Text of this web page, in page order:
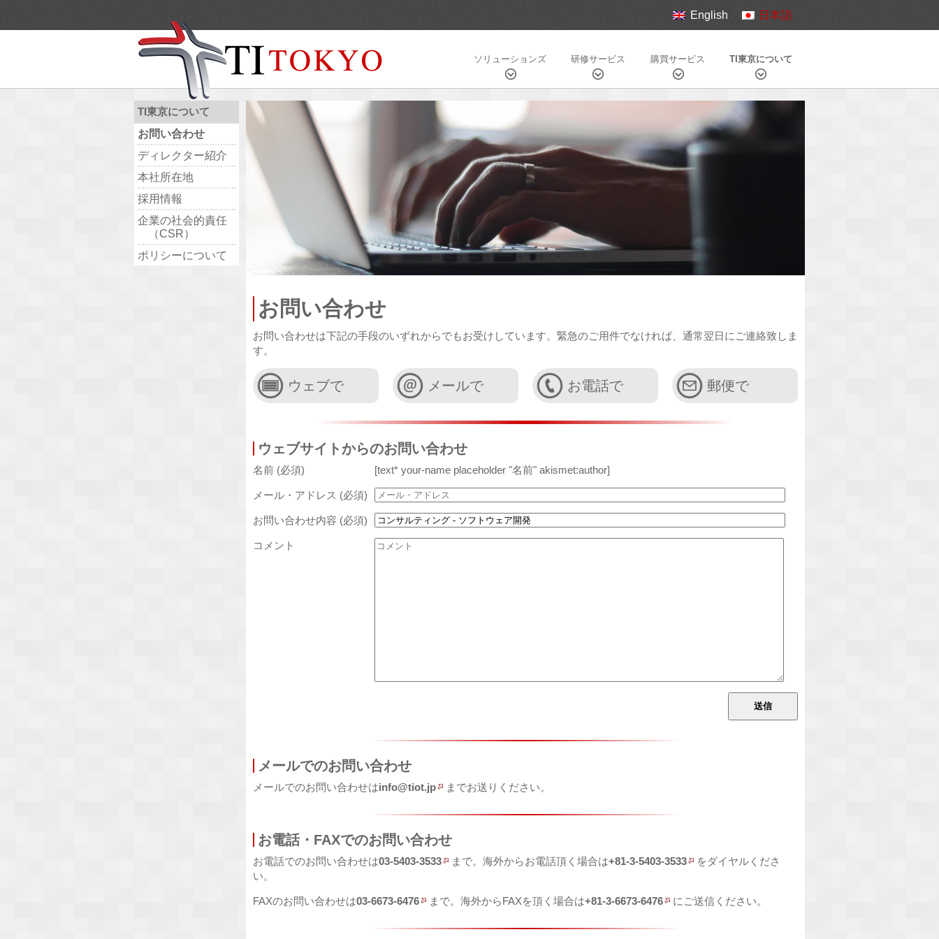
English 日本語
ソリューションズ 研修サービス 購買サービス TI東京について
TI東京について
お問い合わせ
ディレクター紹介
本社所在地
採用情報
企業の社会的責任
（CSR）
ポリシーについて
お問い合わせ
お問い合わせは下記の手段のいずれからでもお受けしています。緊急のご用件でなければ、通常翌日にご連絡致しま
す。
ウェブで メールで お電話で 郵便で
ウェブサイトからのお問い合わせ
名前 (必須) [text* your-name placeholder "名前" akismet:author]
メール・アドレス (必須)
お問い合わせ内容 (必須)
コメント
メールでのお問い合わせ
メールでのお問い合わせはinfo@tiot.jp までお送りください。
お電話・FAXでのお問い合わせ
お電話でのお問い合わせは03-5403-3533 まで。海外からお電話頂く場合は+81-3-5403-3533
をダイヤルくださ
い。
FAXのお問い合わせは03-6673-6476 まで。海外からFAXを頂く場合は+81-3-6673-6476 にご送信ください。